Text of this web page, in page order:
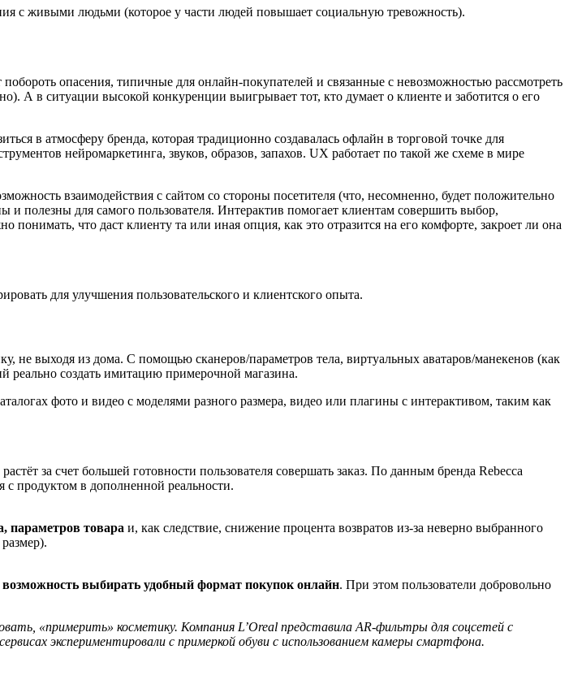
с живыми людьми (которое у части людей повышает социальную тревожность).
опасения, типичные для онлайн-покупателей и связанные с невозможностью рассмотреть
А в ситуации высокой конкуренции выигрывает тот, кто думает о клиенте и заботится о его
в атмосферу бренда, которая традиционно создавалась офлайн в торговой точке для
нейромаркетинга, звуков, образов, запахов. UX работает по такой же схеме в мире
взаимодействия с сайтом со стороны посетителя (что, несомненно, будет положительно
полезны для самого пользователя. Интерактив помогает клиентам совершить выбор,
что даст клиенту та или иная опция, как это отразится на его комфорте, закроет ли она
для улучшения пользовательского и клиентского опыта.
не выходя из дома. С помощью сканеров/параметров тела, виртуальных аватаров/манекенов (как
реально создать имитацию примерочной магазина.
фото и видео с моделями разного размера, видео или плагины с интерактивом, таким как
за счет большей готовности пользователя совершать заказ. По данным бренда Rebecca
с продуктом в дополненной реальности.
параметров товара и, как следствие, снижение процента возвратов из-за неверно выбранного
выбирать удобный формат покупок онлайн. При этом пользователи добровольно
«примерить» косметику. Компания L’Oreal представила AR-фильтры для соцсетей с
экспериментировали с примеркой обуви с использованием камеры смартфона.